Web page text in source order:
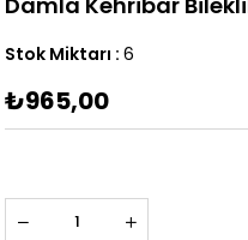
Stok Miktarı : 6
₺965,00